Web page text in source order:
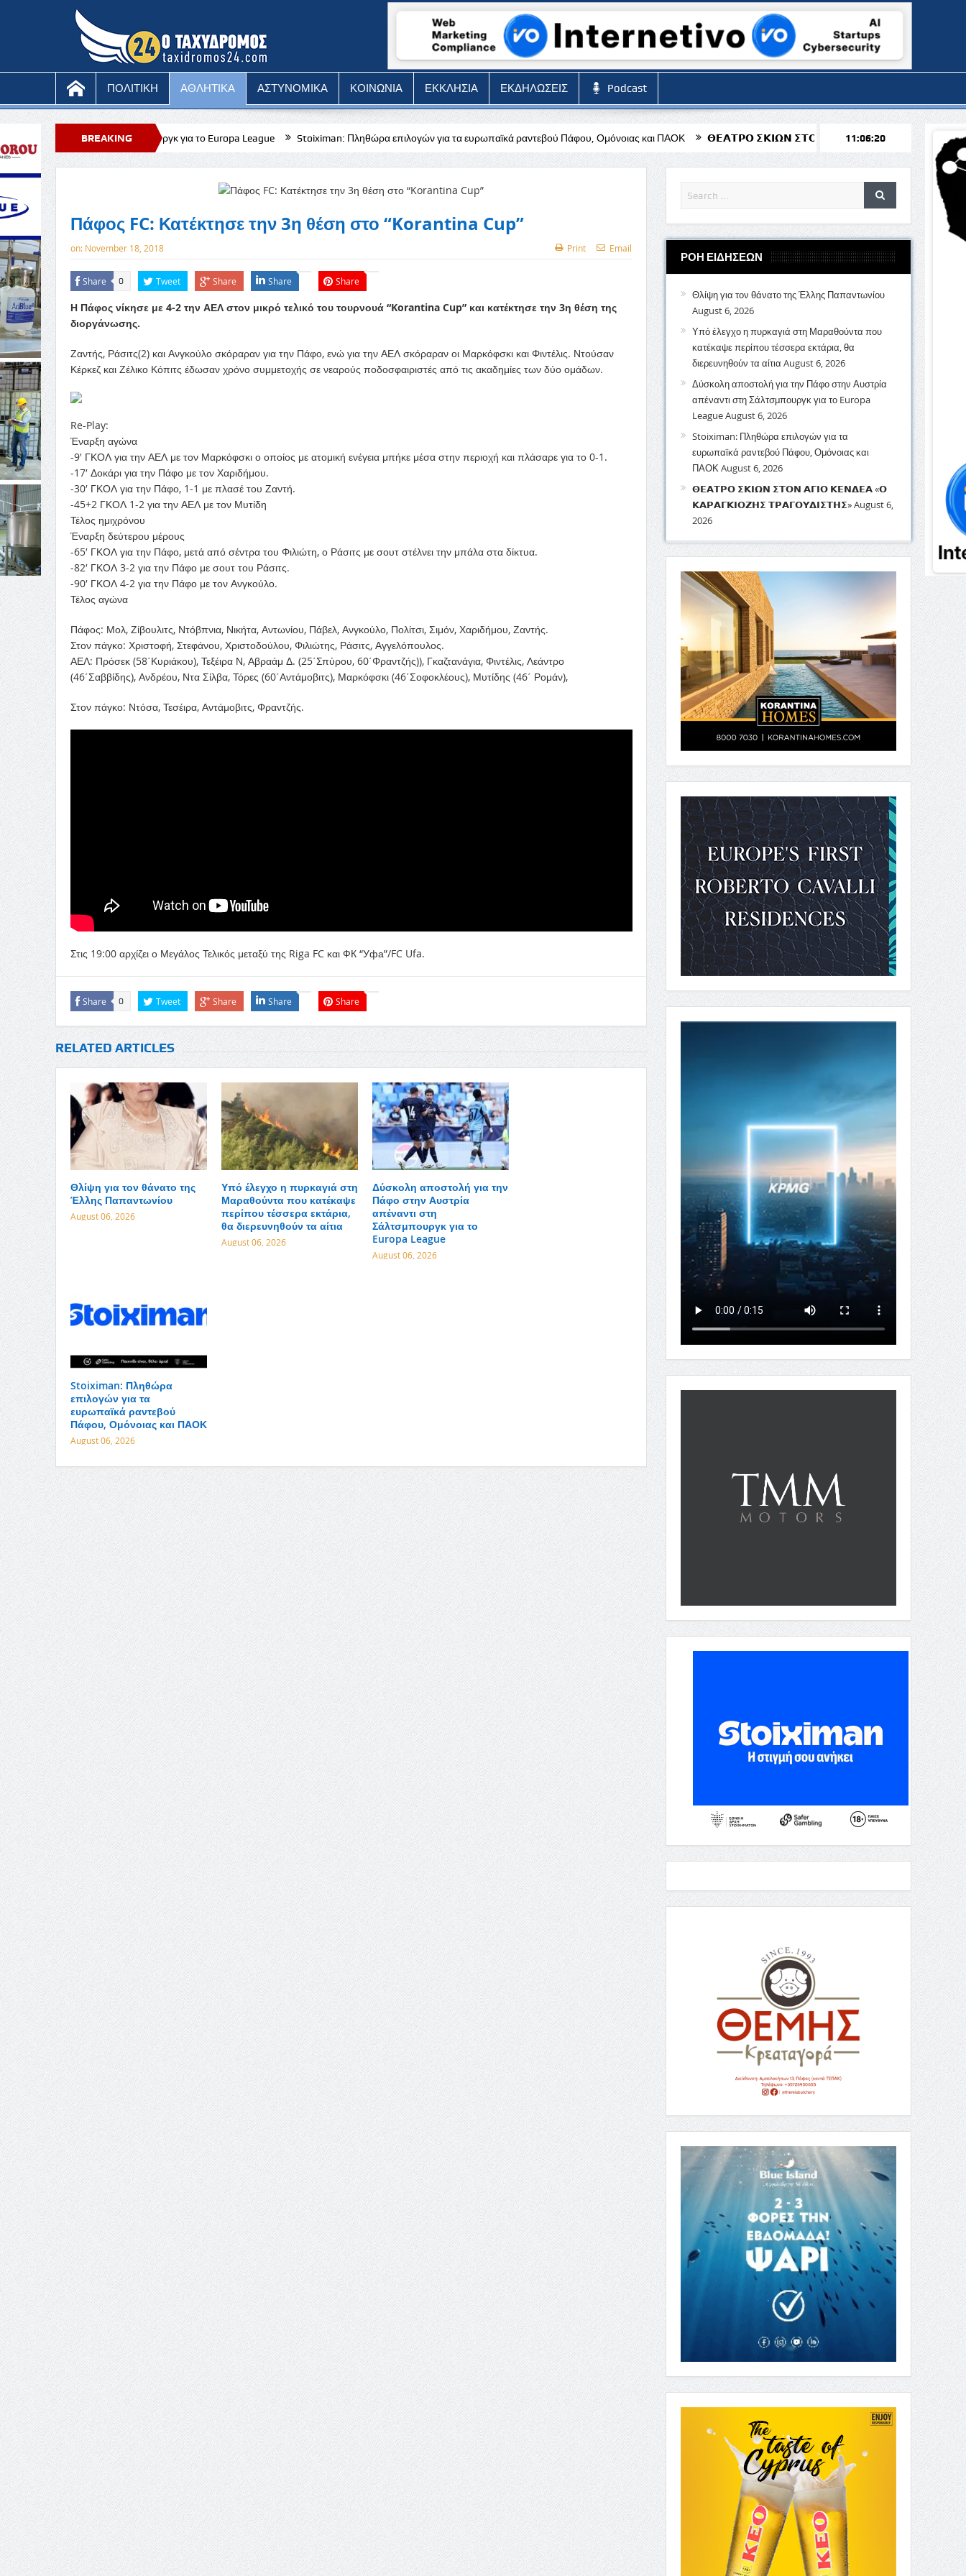
ΠΟΛΙΤΙΚΗ ΑΘΛΗΤΙΚΑ ΑΣΤΥΝΟΜΙΚΑ ΚΟΙΝΩΝΙΑ ΕΚΚΛΗΣΙΑ ΕΚΔΗΛΩΣΕΙΣ Podcast
BREAKING
NEWS
Σάλτσμπουργκ για το Europa League Stoiximan: Πληθώρα επιλογών για τα ευρωπαϊκά ραντεβού Πάφου, Ομόνοιας και ΠΑΟΚ 𝝝𝝚𝝖𝝩𝝦𝝤 𝝨𝝟𝝞𝝮𝝢 𝝨𝝩𝝤𝝢 𝝖𝝘𝝞𝝤 𝝟𝝚𝝢𝝙𝝚𝝖 «𝝤 𝝟𝝖𝝦𝝖𝝘𝝟𝝞𝝤𝝛𝝜𝝨
11:06:21
Πάφος FC: Κατέκτησε την 3η θέση στο “Korantina Cup”
on: November 18, 2018 Print Email
Share 0 Tweet Share Share Share
Η Πάφος νίκησε με 4-2 την ΑΕΛ στον μικρό τελικό του τουρνουά “Korantina Cup” και κατέκτησε την 3η θέση της
διοργάνωσης.
Ζαντής, Ράσιτς(2) και Ανγκούλο σκόραραν για την Πάφο, ενώ για την ΑΕΛ σκόραραν οι Μαρκόφσκι και Φιντέλις. Ντούσαν
Κέρκεζ και Ζέλικο Κόπιτς έδωσαν χρόνο συμμετοχής σε νεαρούς ποδοσφαιριστές από τις ακαδημίες των δύο ομάδων.
Re-Play:
Έναρξη αγώνα
-9′ ΓΚΟΛ για την ΑΕΛ με τον Μαρκόφσκι ο οποίος με ατομική ενέγεια μπήκε μέσα στην περιοχή και πλάσαρε για το 0-1.
-17′ Δοκάρι για την Πάφο με τον Χαριδήμου.
-30′ ΓΚΟΛ για την Πάφο, 1-1 με πλασέ του Ζαντή.
-45+2 ΓΚΟΛ 1-2 για την ΑΕΛ με τον Μυτίδη
Τέλος ημιχρόνου
Έναρξη δεύτερου μέρους
-65′ ΓΚΟΛ για την Πάφο, μετά από σέντρα του Φιλιώτη, ο Ράσιτς με σουτ στέλνει την μπάλα στα δίκτυα.
-82′ ΓΚΟΛ 3-2 για την Πάφο με σουτ του Ράσιτς.
-90′ ΓΚΟΛ 4-2 για την Πάφο με τον Ανγκούλο.
Τέλος αγώνα
Πάφος: Μολ, Ζίβουλιτς, Ντόβπνια, Νικήτα, Αντωνίου, Πάβελ, Ανγκούλο, Πολίτσι, Σιμόν, Χαριδήμου, Ζαντής.
Στον πάγκο: Χριστοφή, Στεφάνου, Χριστοδούλου, Φιλιώτης, Ράσιτς, Αγγελόπουλος.
ΑΕΛ: Πρόσεκ (58΄Κυριάκου), Τεξέιρα Ν, Αβραάμ Δ. (25΄Σπύρου, 60΄Φραντζής)), Γκαζτανάγια, Φιντέλις, Λεάντρο
(46΄Σαββίδης), Ανδρέου, Ντα Σίλβα, Τόρες (60΄Αντάμοβιτς), Μαρκόφσκι (46΄Σοφοκλέους), Μυτίδης (46΄ Ρομάν),
Στον πάγκο: Ντόσα, Τεσέιρα, Αντάμοβιτς, Φραντζής.
Στις 19:00 αρχίζει ο Μεγάλος Τελικός μεταξύ της Riga FC και ФК “Уфа”/FC Ufa.
Share 0 Tweet Share Share Share
RELATED ARTICLES
Θλίψη για τον θάνατο της
Έλλης Παπαντωνίου
August 06, 2026
Υπό έλεγχο η πυρκαγιά στη
Μαραθούντα που κατέκαψε
περίπου τέσσερα εκτάρια,
θα διερευνηθούν τα αίτια
August 06, 2026
Δύσκολη αποστολή για την
Πάφο στην Αυστρία
απέναντι στη
Σάλτσμπουργκ για το
Europa League
August 06, 2026
Stoiximan: Πληθώρα
επιλογών για τα
ευρωπαϊκά ραντεβού
Πάφου, Ομόνοιας και ΠΑΟΚ
August 06, 2026
ΡΟΗ ΕΙΔΗΣΕΩΝ
Θλίψη για τον θάνατο της Έλλης Παπαντωνίου
August 6, 2026
Υπό έλεγχο η πυρκαγιά στη Μαραθούντα που
κατέκαψε περίπου τέσσερα εκτάρια, θα
διερευνηθούν τα αίτια August 6, 2026
Δύσκολη αποστολή για την Πάφο στην Αυστρία
απέναντι στη Σάλτσμπουργκ για το Europa
LeagueAugust 6, 2026
Stoiximan: Πληθώρα επιλογών για τα
ευρωπαϊκά ραντεβού Πάφου, Ομόνοιας και
ΠΑΟΚAugust 6, 2026
𝝝𝝚𝝖𝝩𝝦𝝤 𝝨𝝟𝝞𝝮𝝢 𝝨𝝩𝝤𝝢 𝝖𝝘𝝞𝝤 𝝟𝝚𝝢𝝙𝝚𝝖 «𝝤
𝝟𝝖𝝦𝝖𝝘𝝟𝝞𝝤𝝛𝝜𝝨 𝝩𝝦𝝖𝝘𝝤𝝪𝝙𝝞𝝨𝝩𝝜𝝨»August 6,
2026